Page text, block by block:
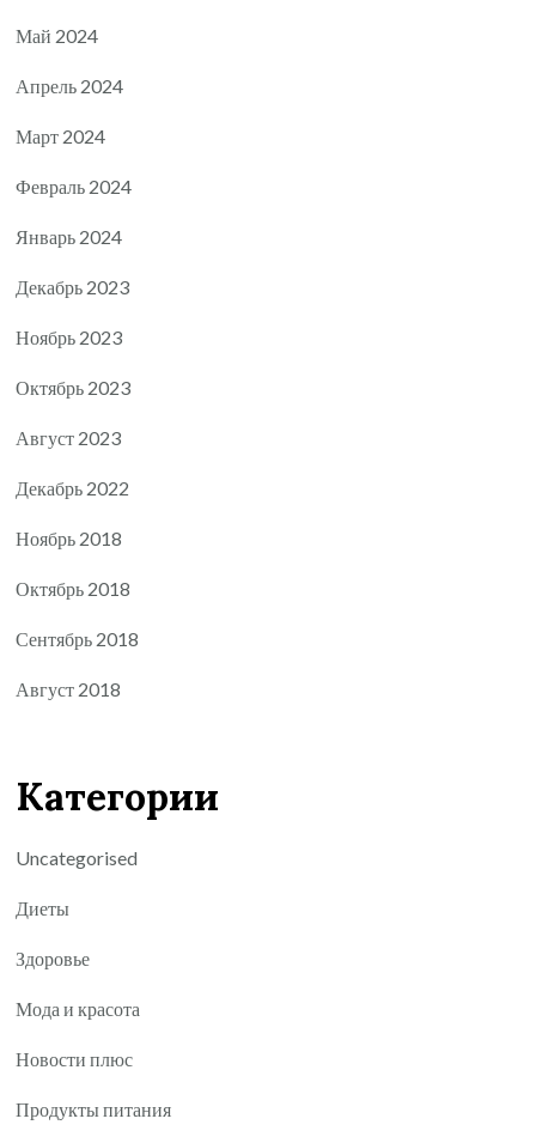
Май 2024
Апрель 2024
Март 2024
Февраль 2024
Январь 2024
Декабрь 2023
Ноябрь 2023
Октябрь 2023
Август 2023
Декабрь 2022
Ноябрь 2018
Октябрь 2018
Сентябрь 2018
Август 2018
Категории
Uncategorised
Диеты
Здоровье
Мода и красота
Новости плюс
Продукты питания